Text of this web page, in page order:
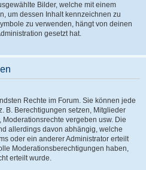
Bilder, welche mit einem
um dessen Inhalt kennzeichnen zu
zu verwenden, hängt von deinen
gesetzt hat.
Rechte im Forum. Sie können jede
B. Berechtigungen setzen, Mitglieder
vergeben usw. Die
allerdings davon abhängig, welche
oder ein anderer Administrator erteilt
Moderationsberechtigungen haben,
erteilt wurde.